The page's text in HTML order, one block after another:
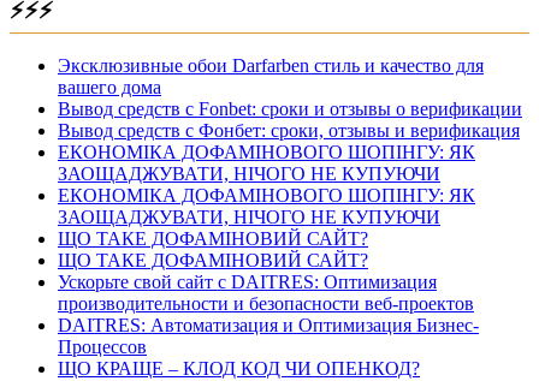
⚡⚡⚡
Эксклюзивные обои Darfarben стиль и качество для
вашего дома
Вывод средств с Fonbet: сроки и отзывы о верификации
Вывод средств с Фонбет: сроки, отзывы и верификация
ЕКОНОМІКА ДОФАМІНОВОГО ШОПІНГУ: ЯК
ЗАОЩАДЖУВАТИ, НІЧОГО НЕ КУПУЮЧИ
ЕКОНОМІКА ДОФАМІНОВОГО ШОПІНГУ: ЯК
ЗАОЩАДЖУВАТИ, НІЧОГО НЕ КУПУЮЧИ
ЩО ТАКЕ ДОФАМІНОВИЙ САЙТ?
ЩО ТАКЕ ДОФАМІНОВИЙ САЙТ?
Ускорьте свой сайт с DAITRES: Оптимизация
производительности и безопасности веб-проектов
DAITRES: Автоматизация и Оптимизация Бизнес-
Процессов
ЩО КРАЩЕ – КЛОД КОД ЧИ ОПЕНКОД?